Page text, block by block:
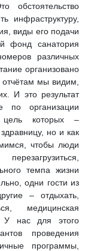
обстоятельство
инфраструктуру,
виды его подачи
фонд санатория
различных
организовано
мы видим,
И это результат
организации
цель которых –
но и как
чтобы люди
темпа жизни
одни гости из
– отдыхать,
медицинская
У нас для этого
проведения
программы,